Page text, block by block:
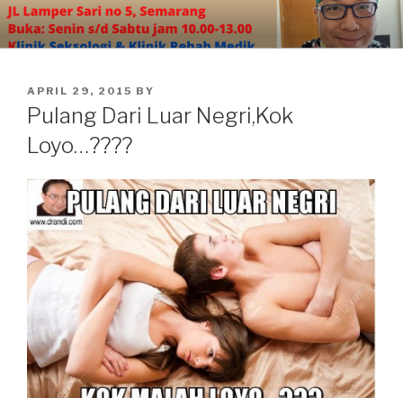
Skip
to
content
POSTED
ON
APRIL 29, 2015 BY
Pulang Dari Luar Negri,Kok
Loyo…????